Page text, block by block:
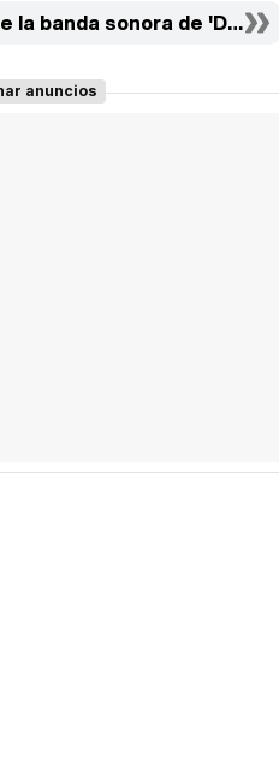
la banda sonora de 'Dos
anuncios